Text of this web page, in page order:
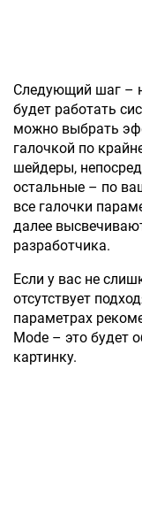
Следующий шаг –
будет работать
можно выбрать
галочкой по
шейдеры,
остальные – по
все галочки
далее
разработчика.
Если у вас не
отсутствует
параметрах
Mode – это будет
картинку.